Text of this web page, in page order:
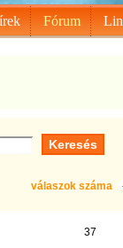
Fórum
válaszok száma
37